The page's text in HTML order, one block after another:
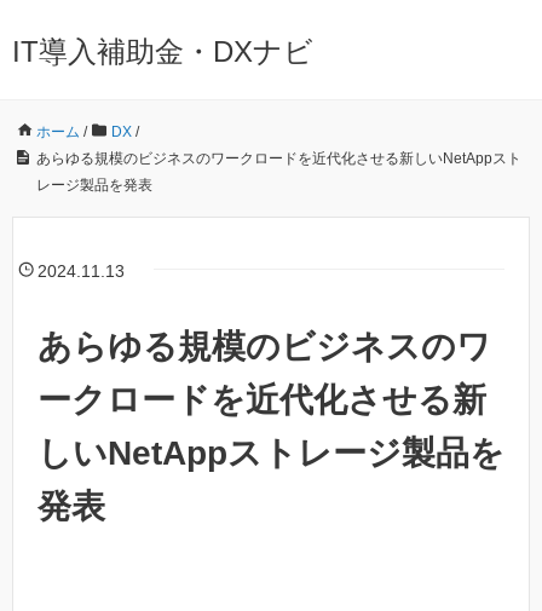
IT導入補助金・DXナビ
ホーム / DX /
あらゆる規模のビジネスのワークロードを近代化させる新しいNetAppスト
レージ製品を発表
2024.11.13
あらゆる規模のビジネスのワ
ークロードを近代化させる新
しいNetAppストレージ製品を
発表